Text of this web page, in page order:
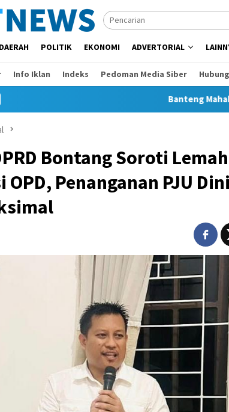
DAERAH POLITIK EKONOMI ADVERTORIAL
Info Iklan Indeks Pedoman Media Siber
Banteng Mahakam FC
Bontang Soroti
Penanganan PJU